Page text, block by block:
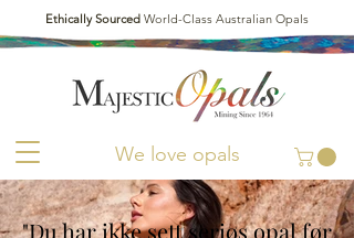
We love opals
Ethically Sourced World-Class Australian Opals
"Du har ikke sett seriøs opal før